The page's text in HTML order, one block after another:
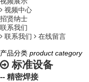
视频中心
招贤纳士
联系我们
联系我们
在线留言
产品分类 product category
标准设备
-- 精密焊接